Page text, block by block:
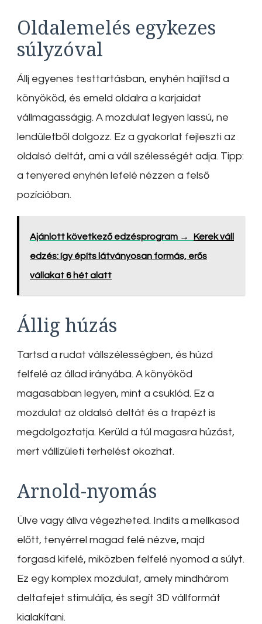
Oldalemelés egykezes
súlyzóval
Állj egyenes testtartásban, enyhén hajlítsd a
könyököd, és emeld oldalra a karjaidat
vállmagasságig. A mozdulat legyen lassú, ne
lendületből dolgozz. Ez a gyakorlat fejleszti az
oldalsó deltát, ami a váll szélességét adja. Tipp:
a tenyered enyhén lefelé nézzen a felső
pozícióban.
Ajánlott következő edzésprogram → Kerek váll
edzés: így építs látványosan formás, erős
vállakat 6 hét alatt
Állig húzás
Tartsd a rudat vállszélességben, és húzd
felfelé az állad irányába. A könyököd
magasabban legyen, mint a csuklód. Ez a
mozdulat az oldalsó deltát és a trapézt is
megdolgoztatja. Kerüld a túl magasra húzást,
mert vállízületi terhelést okozhat.
Arnold-nyomás
Ülve vagy állva végezheted. Indíts a mellkasod
előtt, tenyérrel magad felé nézve, majd
forgasd kifelé, miközben felfelé nyomod a súlyt.
Ez egy komplex mozdulat, amely mindhárom
deltafejet stimulálja, és segít 3D vállformát
kialakítani.